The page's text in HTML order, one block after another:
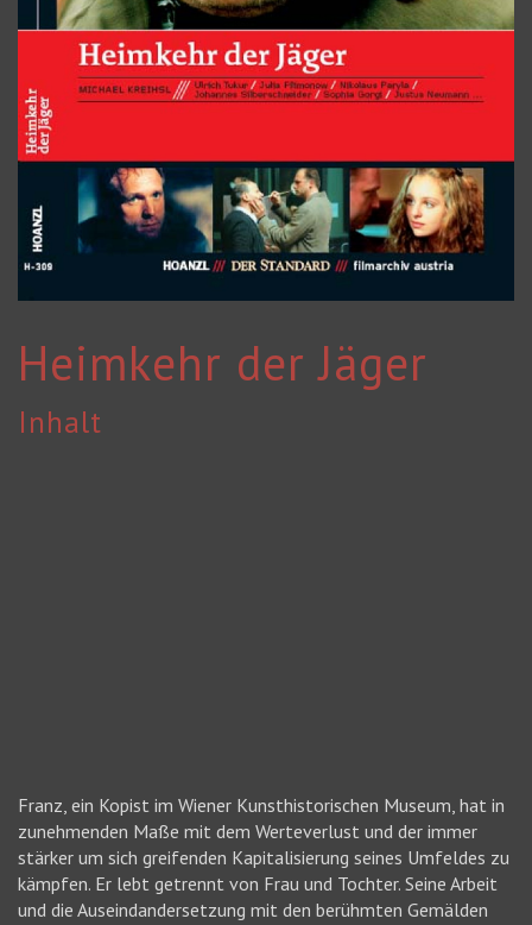
Heimkehr der Jäger
Inhalt
Franz, ein Kopist im Wiener Kunsthistorischen Museum, hat in
zunehmenden Maße mit dem Werteverlust und der immer
stärker um sich greifenden Kapitalisierung seines Umfeldes zu
kämpfen. Er lebt getrennt von Frau und Tochter. Seine Arbeit
und die Auseindandersetzung mit den berühmten Gemälden